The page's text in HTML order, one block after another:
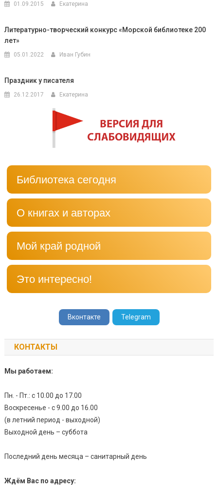
01.09.2015 Екатерина
Литературно-творческий конкурс «Морской библиотеке 200
лет»
05.01.2022 Иван Губин
Праздник у писателя
26.12.2017 Екатерина
Библиотека сегодня
О книгах и авторах
Мой край родной
Это интересно!
Вконтакте Telegram
КОНТАКТЫ
Мы работаем:
Пн. - Пт.: с 10.00 до 17.00
Воскресенье - с 9.00 до 16.00
(в летний период - выходной)
Выходной день – суббота
Последний день месяца – санитарный день
Ждём Вас по адресу: